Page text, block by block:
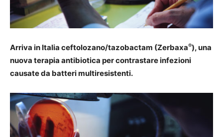
Arriva in Italia ceftolozano/tazobactam (Zerbaxa®), una
nuova terapia antibiotica per contrastare infezioni
causate da batteri multiresistenti.